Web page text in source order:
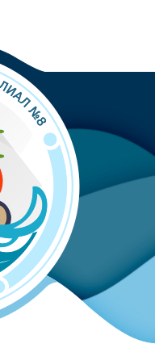
для детей